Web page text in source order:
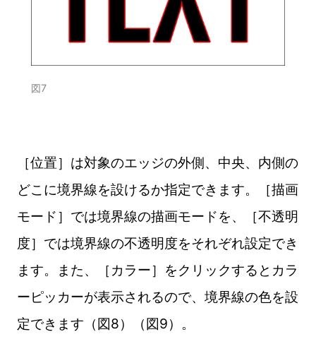
図7
［位置］は対象のエッジの外側、中央、内側の
どこに境界線を設けるか指定できます。［描画
モード］では境界線の描画モードを、［不透明
度］では境界線の不透明度をそれぞれ設定でき
ます。また、［カラー］をクリックするとカラ
ーピッカーが表示されるので、境界線の色を設
定できます（図8）（図9）。